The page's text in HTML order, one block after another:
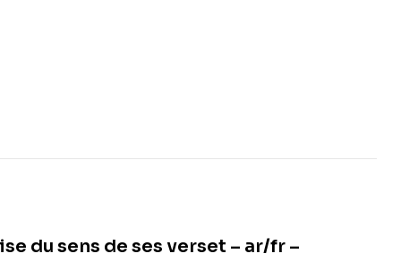
du sens de ses verset – ar/fr –